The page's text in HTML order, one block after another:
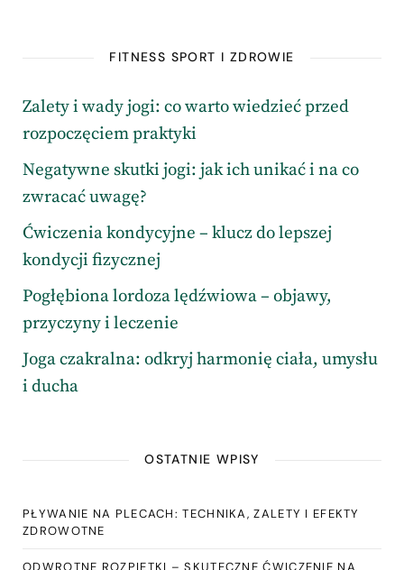
FITNESS SPORT I ZDROWIE
Zalety i wady jogi: co warto wiedzieć przed
rozpoczęciem praktyki
Negatywne skutki jogi: jak ich unikać i na co
zwracać uwagę?
Ćwiczenia kondycyjne – klucz do lepszej
kondycji fizycznej
Pogłębiona lordoza lędźwiowa – objawy,
przyczyny i leczenie
Joga czakralna: odkryj harmonię ciała, umysłu
i ducha
OSTATNIE WPISY
PŁYWANIE NA PLECACH: TECHNIKA, ZALETY I EFEKTY
ZDROWOTNE